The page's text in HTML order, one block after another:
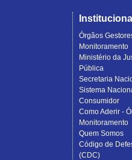
Institucional
Órgãos
Monitoramento
Ministério da
Pública
Secretaria
Sistema
Consumidor
Como Aderir -
Monitoramento
Quem Somos
Código de
(CDC)